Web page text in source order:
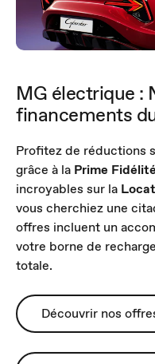
MG électrique :
financements
Profitez de réductions
grâce à la Prime
incroyables sur la
vous cherchiez une
offres incluent un
votre borne de
totale.
Découvrir nos